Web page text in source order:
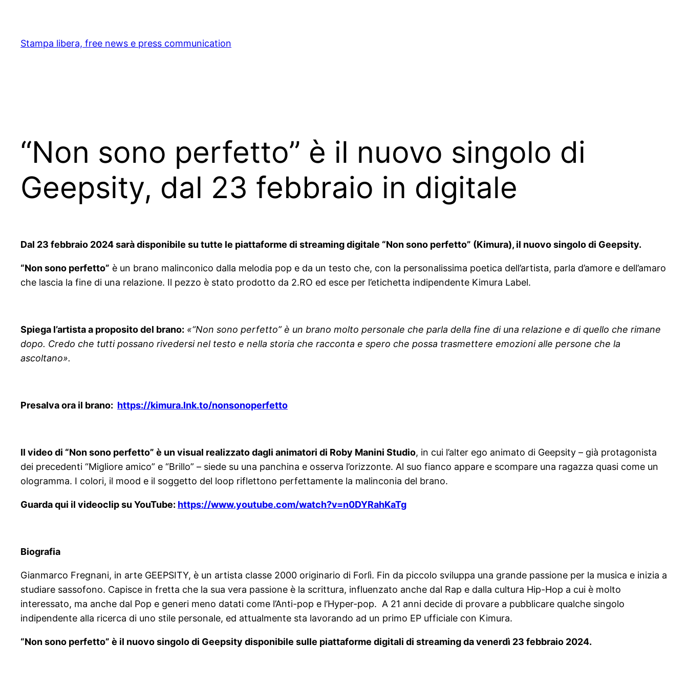
content
Stampa libera, free news e press communication
“Non sono perfetto” è il nuovo singolo di
Geepsity, dal 23 febbraio in digitale
Dal 23 febbraio 2024 sarà disponibile su tutte le piattaforme di streaming digitale “Non sono perfetto” (Kimura), il nuovo singolo di Geepsity.
“Non sono perfetto” è un brano malinconico dalla melodia pop e da un testo che, con la personalissima poetica dell’artista, parla d’amore e dell’amaro
che lascia la fine di una relazione. Il pezzo è stato prodotto da 2.RO ed esce per l’etichetta indipendente Kimura Label.
Spiega l’artista a proposito del brano: «“Non sono perfetto” è un brano molto personale che parla della fine di una relazione e di quello che rimane
dopo. Credo che tutti possano rivedersi nel testo e nella storia che racconta e spero che possa trasmettere emozioni alle persone che la
ascoltano».
Presalva ora il brano: https://kimura.lnk.to/nonsonoperfetto
Il video di “Non sono perfetto” è un visual realizzato dagli animatori di Roby Manini Studio, in cui l’alter ego animato di Geepsity – già protagonista
dei precedenti “Migliore amico” e “Brillo” – siede su una panchina e osserva l’orizzonte. Al suo fianco appare e scompare una ragazza quasi come un
ologramma. I colori, il mood e il soggetto del loop riflettono perfettamente la malinconia del brano.
Guarda qui il videoclip su YouTube: https://www.youtube.com/watch?v=n0DYRahKaTg
Biografia
Gianmarco Fregnani, in arte GEEPSITY, è un artista classe 2000 originario di Forlì. Fin da piccolo sviluppa una grande passione per la musica e inizia a
studiare sassofono. Capisce in fretta che la sua vera passione è la scrittura, influenzato anche dal Rap e dalla cultura Hip-Hop a cui è molto
interessato, ma anche dal Pop e generi meno datati come l’Anti-pop e l’Hyper-pop. A 21 anni decide di provare a pubblicare qualche singolo
indipendente alla ricerca di uno stile personale, ed attualmente sta lavorando ad un primo EP ufficiale con Kimura.
“Non sono perfetto” è il nuovo singolo di Geepsity disponibile sulle piattaforme digitali di streaming da venerdì 23 febbraio 2024.